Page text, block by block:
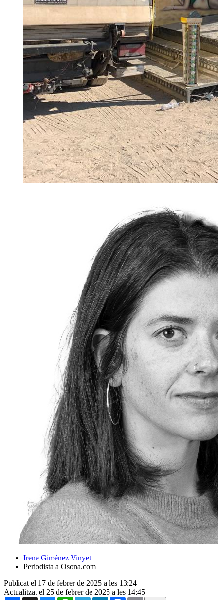
Irene Giménez Vinyet
Periodista a Osona.com
Publicat el 17 de febrer de 2025 a les 13:24
Actualitzat el 25 de febrer de 2025 a les 14:45